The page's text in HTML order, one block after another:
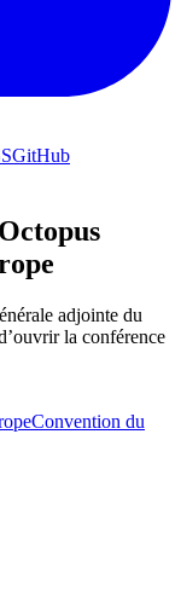
GitHub
adjointe du
la conférence
Convention du